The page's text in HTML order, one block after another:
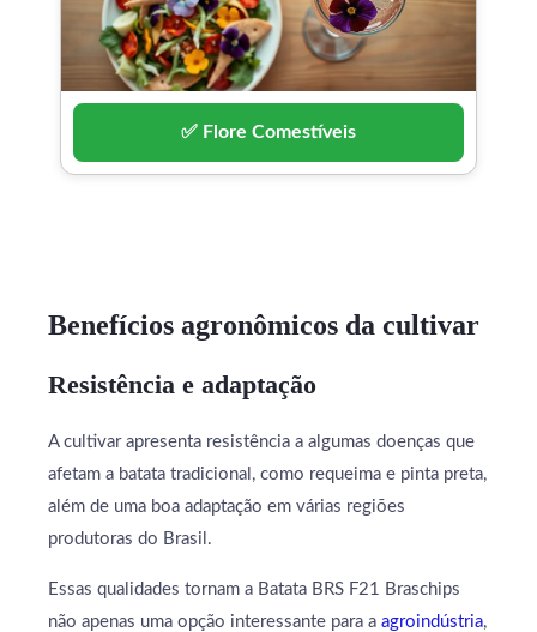
✅ Flore Comestíveis
Benefícios agronômicos da cultivar
Resistência e adaptação
A cultivar apresenta resistência a algumas doenças que
afetam a batata tradicional, como requeima e pinta preta,
além de uma boa adaptação em várias regiões
produtoras do Brasil.
Essas qualidades tornam a Batata BRS F21 Braschips
não apenas uma opção interessante para a agroindústria,